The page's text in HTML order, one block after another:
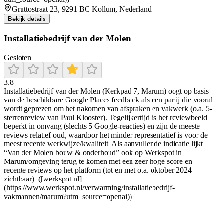
Gruttostraat 23, 9291 BC Kollum, Nederland
Bekijk details
Installatiebedrijf van der Molen
Gesloten
3.8
Installatiebedrijf van der Molen (Kerkpad 7, Marum) oogt op basis
van de beschikbare Google Places feedback als een partij die vooral
wordt geprezen om het nakomen van afspraken en vakwerk (o.a. 5-
sterrenreview van Paul Klooster). Tegelijkertijd is het reviewbeeld
beperkt in omvang (slechts 5 Google-reacties) en zijn de meeste
reviews relatief oud, waardoor het minder representatief is voor de
meest recente werkwijze/kwaliteit. Als aanvullende indicatie lijkt
“Van der Molen bouw & onderhoud” ook op Werkspot in
Marum/omgeving terug te komen met een zeer hoge score en
recente reviews op het platform (tot en met o.a. oktober 2024
zichtbaar). ([werkspot.nl]
(https://www.werkspot.nl/verwarming/installatiebedrijf-
vakmannen/marum?utm_source=openai))